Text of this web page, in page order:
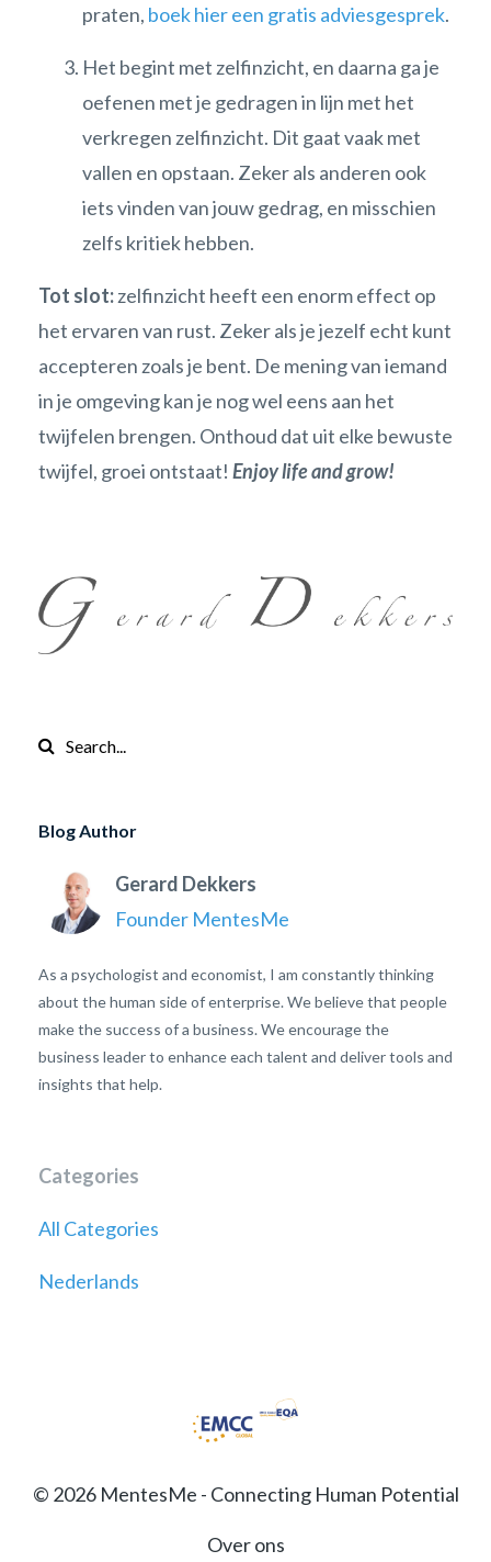
praten, boek hier een gratis adviesgesprek.
Het begint met zelfinzicht, en daarna ga je
oefenen met je gedragen in lijn met het
verkregen zelfinzicht. Dit gaat vaak met
vallen en opstaan. Zeker als anderen ook
iets vinden van jouw gedrag, en misschien
zelfs kritiek hebben.
Tot slot:zelfinzicht heeft een enorm effect op
het ervaren van rust. Zeker als je jezelf echt kunt
accepteren zoals je bent. De mening van iemand
in je omgeving kan je nog wel eens aan het
twijfelen brengen. Onthoud dat uit elke bewuste
twijfel, groei ontstaat! Enjoy life and grow!
Blog Author
Gerard Dekkers
Founder MentesMe
As a psychologist and economist, I am constantly thinking
about the human side of enterprise. We believe that people
make the success of a business. We encourage the
business leader to enhance each talent and deliver tools and
insights that help.
Categories
All Categories
Nederlands
© 2026 MentesMe - Connecting Human Potential
Over ons